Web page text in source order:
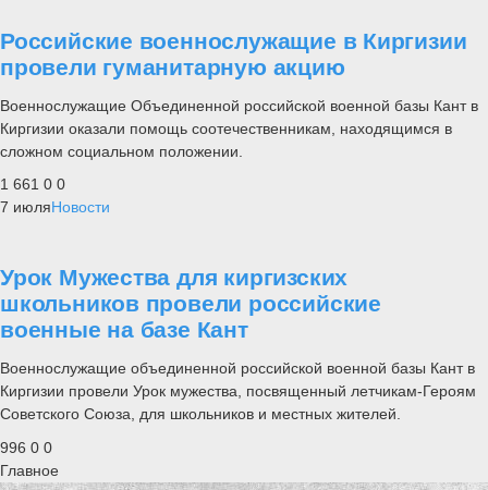
Российские военнослужащие в Киргизии
провели гуманитарную акцию
Военнослужащие Объединенной российской военной базы Кант в
Киргизии оказали помощь соотечественникам, находящимся в
сложном социальном положении.
1 661 0 0
7 июляНовости
Урок Мужества для киргизских
школьников провели российские
военные на базе Кант
Военнослужащие объединенной российской военной базы Кант в
Киргизии провели Урок мужества, посвященный летчикам-Героям
Советского Союза, для школьников и местных жителей.
996 0 0
Главное